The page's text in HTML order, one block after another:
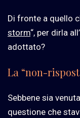
Di fronte a quello
storm“, per dirla
adottato?
La “non-
Sebbene sia
questione che